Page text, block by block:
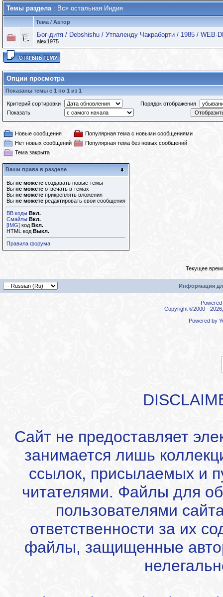
Темы раздела: Вся остальная Индия
Тема / Автор
Бог-дитя / Debshishu / Утпаленду Чакраборти / 1985 / WEB-
alex1975
Опции просмотра
Показаны темы с 1 по 1 из 1
Критерий сортировки
Порядок отображения
Показать
Новые сообщения
Популярная тема с новыми сообщениями
Нет новых сообщений
Популярная тема без новых сообщений
Тема закрыта
Ваши права в разделе
Вы не можете создавать новые темы
Вы не можете отвечать в темах
Вы не можете прикреплять вложения
Вы не можете редактировать свои сообщения
BB коды Вкл.
Смайлы Вкл.
[IMG] код Вкл.
HTML код Выкл.
Правила форума
Текущее
Информация
Copyright ©2000 -
Powered by
Сайт не предоставляет
занимается лишь
ссылок, присылаемых и
читателями. Файлы для
пользователями
ответственности за их
файлы, защищенные